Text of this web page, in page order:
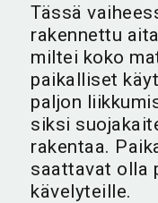
Tässä
rakennettu
miltei koko
paikalliset
paljon
siksi
rakentaa.
saattavat olla
kävelyteille.